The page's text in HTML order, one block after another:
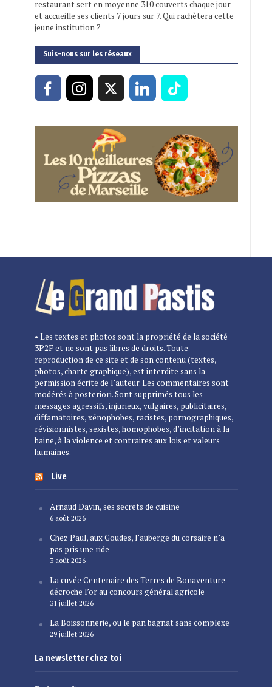
restaurant sert en moyenne 310 couverts chaque jour
et accueille ses clients 7 jours sur 7. Qui rachètera cette
jeune institution ?
Suis-nous sur les réseaux
• Les textes et photos sont la propriété de la société
3P2F et ne sont pas libres de droits. Toute
reproduction de ce site et de son contenu (textes,
photos, charte graphique), est interdite sans la
permission écrite de l’auteur. Les commentaires sont
modérés à posteriori. Sont supprimés tous les
messages agressifs, injurieux, vulgaires, publicitaires,
diffamatoires, xénophobes, racistes, pornographiques,
révisionnistes, sexistes, homophobes, d’incitation à la
haine, à la violence et contraires aux lois et valeurs
humaines.
Live
Arnaud Davin, ses secrets de cuisine
6 août 2026
Chez Paul, aux Goudes, l’auberge du corsaire n’a
pas pris une ride
3 août 2026
La cuvée Centenaire des Terres de Bonaventure
décroche l’or au concours général agricole
31 juillet 2026
La Boissonnerie, ou le pan bagnat sans complexe
29 juillet 2026
La newsletter chez toi